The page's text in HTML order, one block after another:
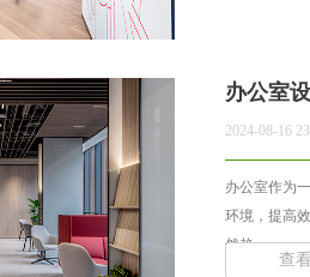
办公室
2024-08-16
办公室作为
环境，提高
然趋... ...
查